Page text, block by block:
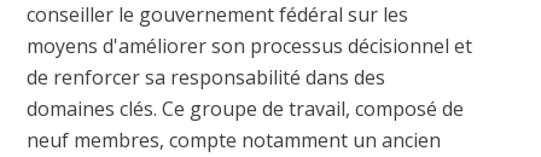
conseiller le gouvernement fédéral sur les
moyens d'améliorer son processus décisionnel et
de renforcer sa responsabilité dans des
domaines clés. Ce groupe de travail, composé de
neuf membres, compte notamment un ancien